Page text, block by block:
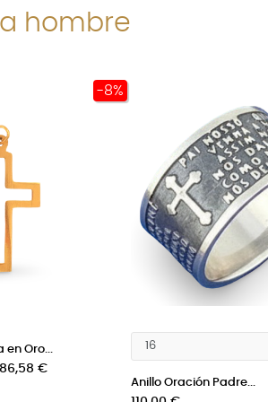
hombre
-8%
en Oro...
186,58 €
Anillo Oración Padre...